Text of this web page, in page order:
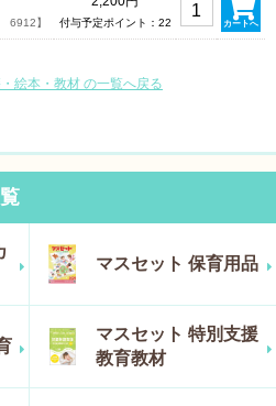
6912】 付与予定ポイント：22 カートへ
絵本・教材 の一覧へ戻る
マスセット 保育用品
マスセット 特別支援
教育教材